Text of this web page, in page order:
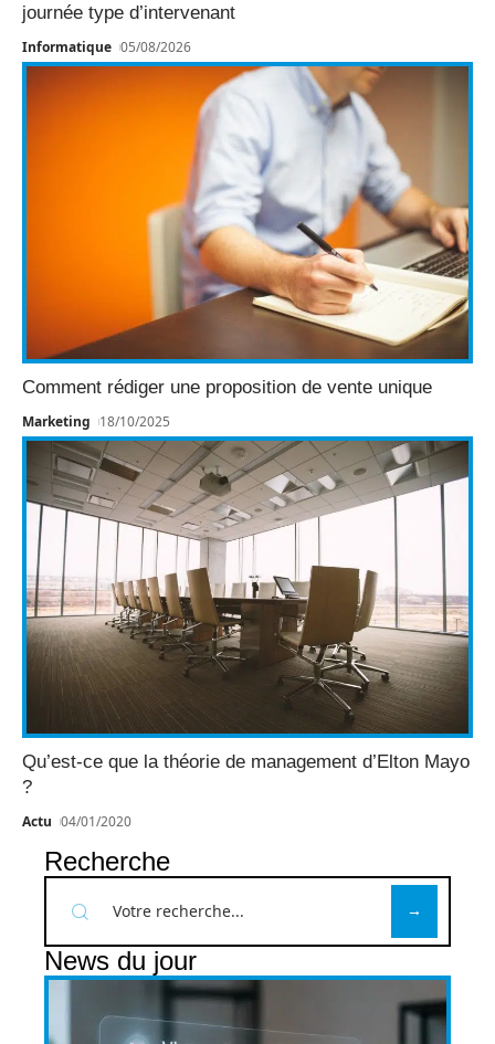
journée type d’intervenant
Informatique 05/08/2026
Comment rédiger une proposition de vente unique
Marketing 18/10/2025
Qu’est-ce que la théorie de management d’Elton Mayo
?
Actu 04/01/2020
Recherche
News du jour